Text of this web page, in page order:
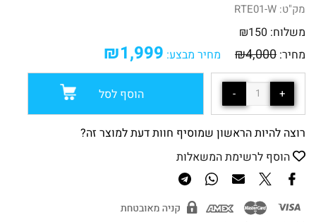
מק"ט: RTE01-W
משלוח: ₪150
מחיר:
₪4,000 מחיר מבצע: ₪1,999
הוסף לסל
רוצה להיות הראשון שמוסיף חוות דעת למוצר זה?
הוסף לרשימת המשאלות